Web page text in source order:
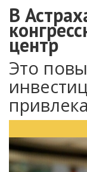
В
центр
Это